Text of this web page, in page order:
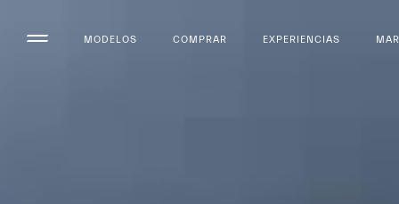
MODELOS COMPRAR EXPERIENCIAS